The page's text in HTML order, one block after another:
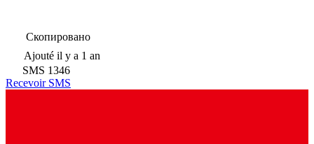
Скопировано
Ajouté il y a 1 an
SMS 1346
Recevoir SMS